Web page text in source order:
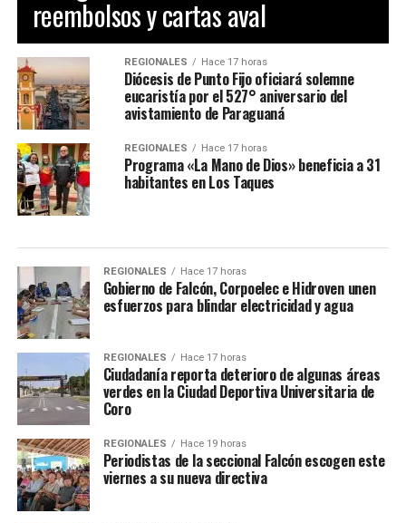
reembolsos y cartas aval
REGIONALES Hace 17 horas
Diócesis de Punto Fijo oficiará solemne
eucaristía por el 527° aniversario del
avistamiento de Paraguaná
REGIONALES Hace 17 horas
Programa «La Mano de Dios» beneficia a 31
habitantes en Los Taques
REGIONALES Hace 17 horas
Gobierno de Falcón, Corpoelec e Hidroven unen
esfuerzos para blindar electricidad y agua
REGIONALES Hace 17 horas
Ciudadanía reporta deterioro de algunas áreas
verdes en la Ciudad Deportiva Universitaria de
Coro
REGIONALES Hace 19 horas
Periodistas de la seccional Falcón escogen este
viernes a su nueva directiva